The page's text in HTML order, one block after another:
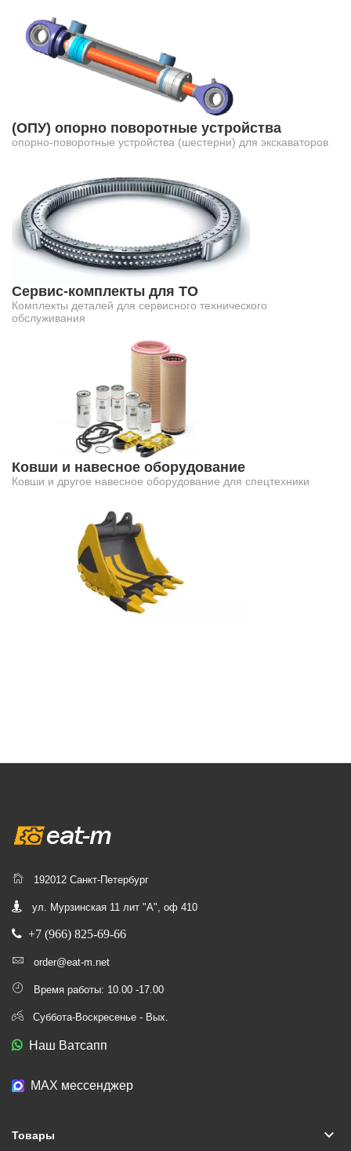
(ОПУ) опорно поворотные устройства
опорно-поворотные устройства (шестерни) для экскаваторов
Сервис-комплекты для ТО
Комплекты деталей для сервисного технического
обслуживания
Ковши и навесное оборудование
Ковши и другое навесное оборудование для спецтехники
192012 Санкт-Петербург
ул. Мурзинская 11 лит "А", оф 410
+7 (966) 825-69-66
order@eat-m.net
Время работы: 10.00 -17.00
Суббота-Воскресенье - Вых.
Наш Ватсапп
МАХ мессенджер
Товары keyboard_arrow_down